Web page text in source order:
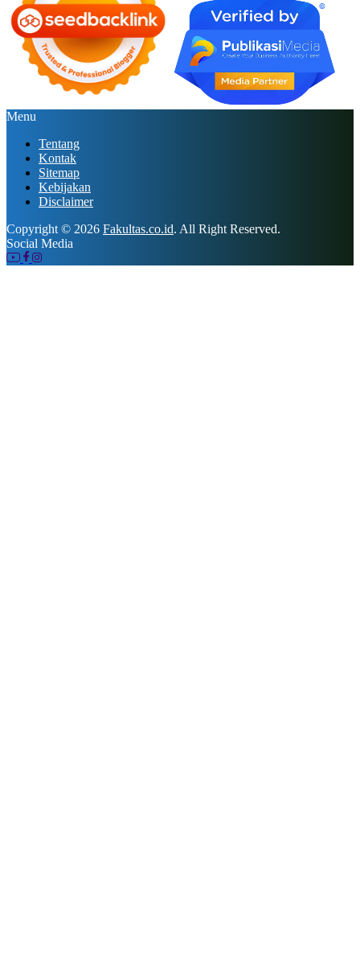
Menu
Tentang
Kontak
Sitemap
Kebijakan
Disclaimer
Copyright © 2026 Fakultas.co.id. All Right Reserved.
Social Media